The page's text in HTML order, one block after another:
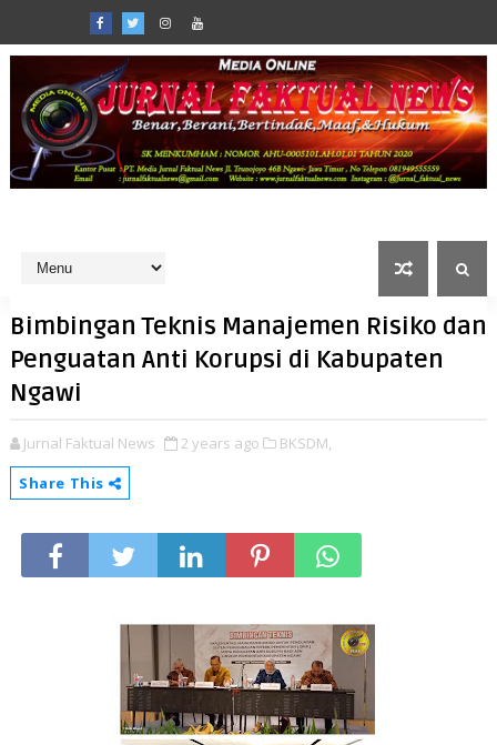
Bimbingan Teknis Manajemen Risiko dan
Penguatan Anti Korupsi di Kabupaten
Ngawi
Jurnal Faktual News 2 years ago
BKSDM,
Share This